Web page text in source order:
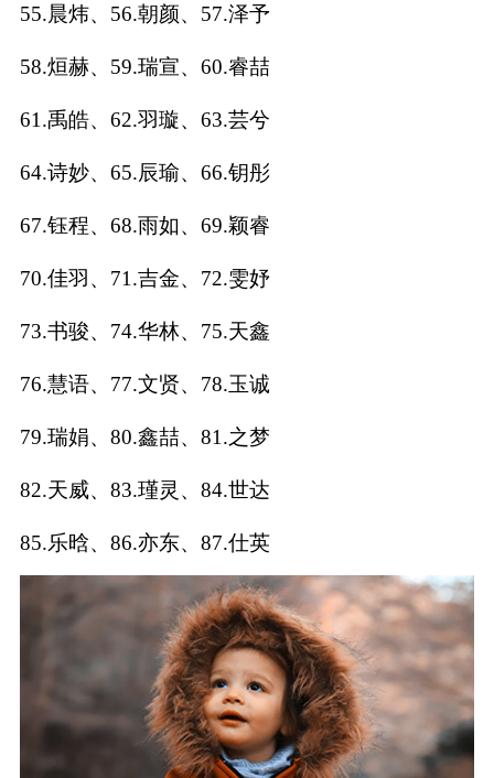
取
打
起
起
55.晨炜、56.朝颜、57.泽予
58.烜赫、59.瑞宣、60.睿喆
61.禹皓、62.羽璇、63.芸兮
64.诗妙、65.辰瑜、66.钥彤
67.钰程、68.雨如、69.颖睿
70.佳羽、71.吉金、72.雯妤
73.书骏、74.华林、75.天鑫
76.慧语、77.文贤、78.玉诚
79.瑞娟、80.鑫喆、81.之梦
82.天威、83.瑾灵、84.世达
85.乐晗、86.亦东、87.仕英